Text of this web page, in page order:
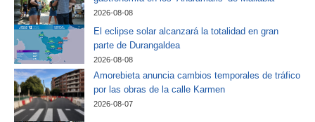
2026-08-08
El eclipse solar alcanzará la totalidad en gran
parte de Durangaldea
2026-08-08
Amorebieta anuncia cambios temporales de tráfico
por las obras de la calle Karmen
2026-08-07